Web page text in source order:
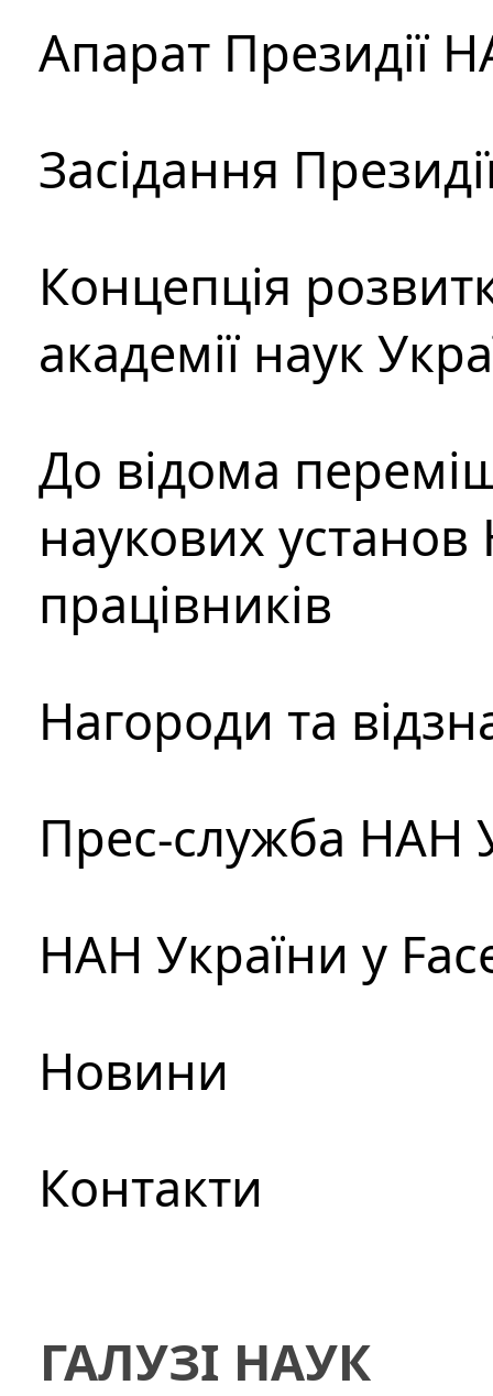
Апарат Президії
Засідання
Концепція
академії наук
До відома
наукових установ
працівників
Нагороди та
Прес-служба НАН
НАН України у
Новини
Контакти
ГАЛУЗІ НАУК